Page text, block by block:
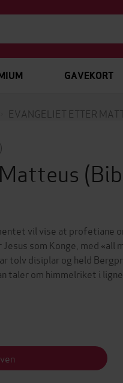
GAVEKORT
EVANGELIET ETTER
vil vise at profetiane
som Konge, med «all
tolv disiplar og held
taler om himmelriket i